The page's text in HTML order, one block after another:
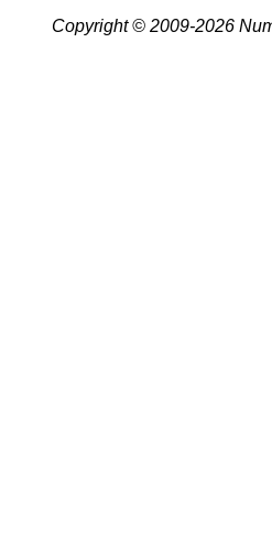
Copyright © 2009-2026